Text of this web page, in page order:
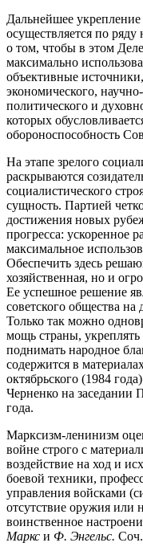
Дальнейшее
осуществляется по
о том, чтобы в этом
максимально
объективные
экономического,
политического и
которых
обороноспособность
На этапе зрелого
раскрываются
социалистического
сущность. Партией
достижения новых
прогресса: ускоренное
максимальное
Обеспечить здесь
хозяйственная, но и
Ее успешное решение
советского общества на
Только так можно
мощь страны,
поднимать народное
содержится в
октябрьского (1984
Черненко на
года.
Марксизм-ленинизм
войне строго с
воздействие на ход и
боевой техники,
управления войсками
отсутствие оружия или
воинственное
Маркс и Ф. Энгельс.